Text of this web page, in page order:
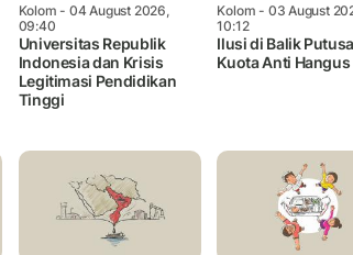
Kolom - 04 August 2026,
09:40
Universitas Republik
Indonesia dan Krisis
Legitimasi Pendidikan
Tinggi
Kolom - 03 August
10:12
Ilusi di Balik
Kuota Anti Hangus